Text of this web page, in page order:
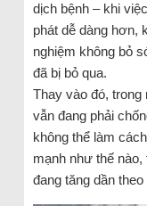
dịch bệnh – khi
phát dễ dàng hơn,
nghiệm không bỏ
đã bị bỏ qua.
Thay vào đó,
vẫn đang phải
không thể làm
mạnh như thế
đang tăng dần